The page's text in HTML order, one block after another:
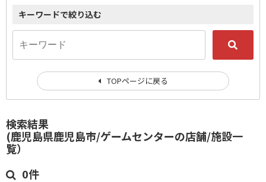
検索結果
(鹿児島県鹿児島市/ゲームセンターの店舗/施設一
覧）
0件
キーワードで絞り込む
TOPページに戻る